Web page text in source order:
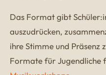
Das Format gibt
auszudrücken,
ihre Stimme und Präsenz
Formate für Jugendliche